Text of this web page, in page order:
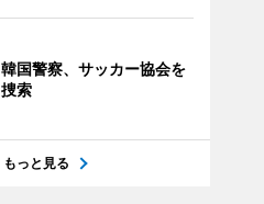
韓国警察、サッカー協会を
捜索
もっと見る